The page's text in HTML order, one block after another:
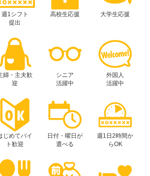
週1シフト
提出
高校生応援 大学生応援
婦・主夫歓
迎
シニア
活躍中
外国人
活躍中
じめてバイ
ト歓迎
日付・曜日が
選べる
週1日2時間か
らOK